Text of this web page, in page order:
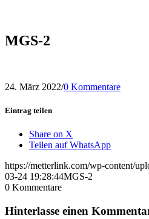
MGS-2
24. März 2022/0 Kommentare
Eintrag teilen
Share on X
Teilen auf WhatsApp
https://metterlink.com/wp-content/
03-24 19:28:44MGS-2
0 Kommentare
Hinterlasse einen